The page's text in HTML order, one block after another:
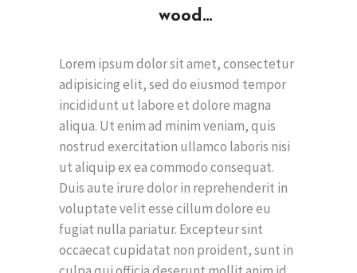
wood…
Lorem ipsum dolor sit amet, consectetur
adipisicing elit, sed do eiusmod tempor
incididunt ut labore et dolore magna
aliqua. Ut enim ad minim veniam, quis
nostrud exercitation ullamco laboris nisi
ut aliquip ex ea commodo consequat.
Duis aute irure dolor in reprehenderit in
voluptate velit esse cillum dolore eu
fugiat nulla pariatur. Excepteur sint
occaecat cupidatat non proident, sunt in